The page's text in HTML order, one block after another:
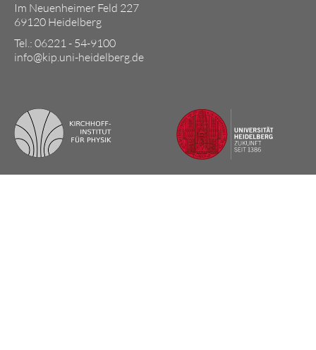
Im Neuenheimer Feld 227
69120 Heidelberg
Tel.: 06221 - 54-9100
info@kip.uni-heidelberg.de